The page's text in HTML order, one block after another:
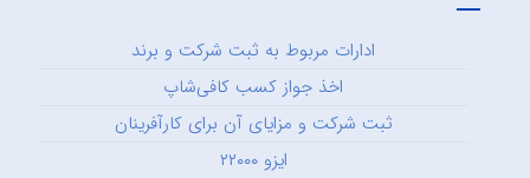
ادارات مربوط به ثبت شرکت و برند
اخذ جواز کسب کافی‌شاپ
ثبت شرکت و مزایای آن برای کارآفرینان
ایزو ۲۲۰۰۰